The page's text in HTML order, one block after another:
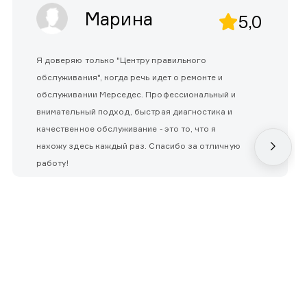
Марина 5,0
Я доверяю только "Центру правильного
обслуживания", когда речь идет о ремонте и
обслуживании Мерседес. Профессиональный и
внимательный подход, быстрая диагностика и
качественное обслуживание - это то, что я
нахожу здесь каждый раз. Спасибо за отличную
работу!